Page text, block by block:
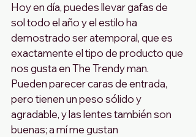
Hoy en día, puedes llevar gafas de
sol todo el año y el estilo ha
demostrado ser atemporal, que es
exactamente el tipo de producto que
nos gusta en The Trendy man.
Pueden parecer caras de entrada,
pero tienen un peso sólido y
agradable, y las lentes también son
buenas; a mí me gustan